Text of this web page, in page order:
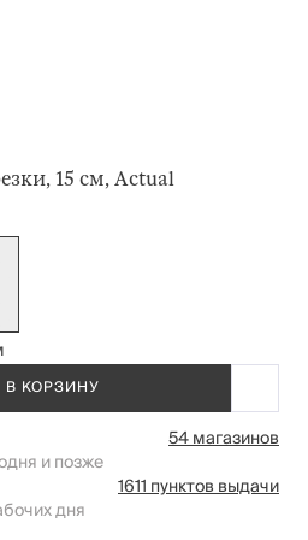
15 см, Actual
В КОРЗИНУ
54 магазинов
и позже
1611 пунктов выдачи
дня